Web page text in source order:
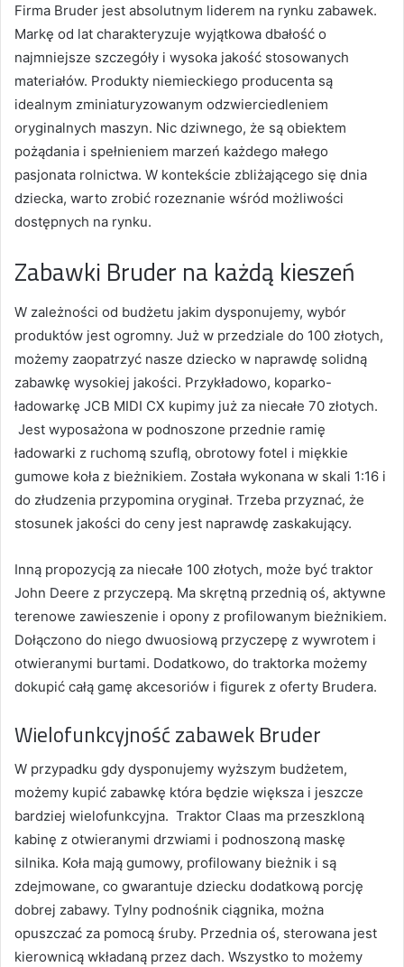
Firma Bruder jest absolutnym liderem na rynku zabawek.
Markę od lat charakteryzuje wyjątkowa dbałość o
najmniejsze szczegóły i wysoka jakość stosowanych
materiałów. Produkty niemieckiego producenta są
idealnym zminiaturyzowanym odzwierciedleniem
oryginalnych maszyn. Nic dziwnego, że są obiektem
pożądania i spełnieniem marzeń każdego małego
pasjonata rolnictwa. W kontekście zbliżającego się dnia
dziecka, warto zrobić rozeznanie wśród możliwości
dostępnych na rynku.
Zabawki Bruder na każdą kieszeń
W zależności od budżetu jakim dysponujemy, wybór
produktów jest ogromny. Już w przedziale do 100 złotych,
możemy zaopatrzyć nasze dziecko w naprawdę solidną
zabawkę wysokiej jakości. Przykładowo, koparko-
ładowarkę JCB MIDI CX kupimy już za niecałe 70 złotych.
Jest wyposażona w podnoszone przednie ramię
ładowarki z ruchomą szuflą, obrotowy fotel i miękkie
gumowe koła z bieżnikiem. Została wykonana w skali 1:16 i
do złudzenia przypomina oryginał. Trzeba przyznać, że
stosunek jakości do ceny jest naprawdę zaskakujący.
Inną propozycją za niecałe 100 złotych, może być traktor
John Deere z przyczepą. Ma skrętną przednią oś, aktywne
terenowe zawieszenie i opony z profilowanym bieżnikiem.
Dołączono do niego dwuosiową przyczepę z wywrotem i
otwieranymi burtami. Dodatkowo, do traktorka możemy
dokupić całą gamę akcesoriów i figurek z oferty Brudera.
Wielofunkcyjność zabawek Bruder
W przypadku gdy dysponujemy wyższym budżetem,
możemy kupić zabawkę która będzie większa i jeszcze
bardziej wielofunkcyjna. Traktor Claas ma przeszkloną
kabinę z otwieranymi drzwiami i podnoszoną maskę
silnika. Koła mają gumowy, profilowany bieżnik i są
zdejmowane, co gwarantuje dziecku dodatkową porcję
dobrej zabawy. Tylny podnośnik ciągnika, można
opuszczać za pomocą śruby. Przednia oś, sterowana jest
kierownicą wkładaną przez dach. Wszystko to możemy